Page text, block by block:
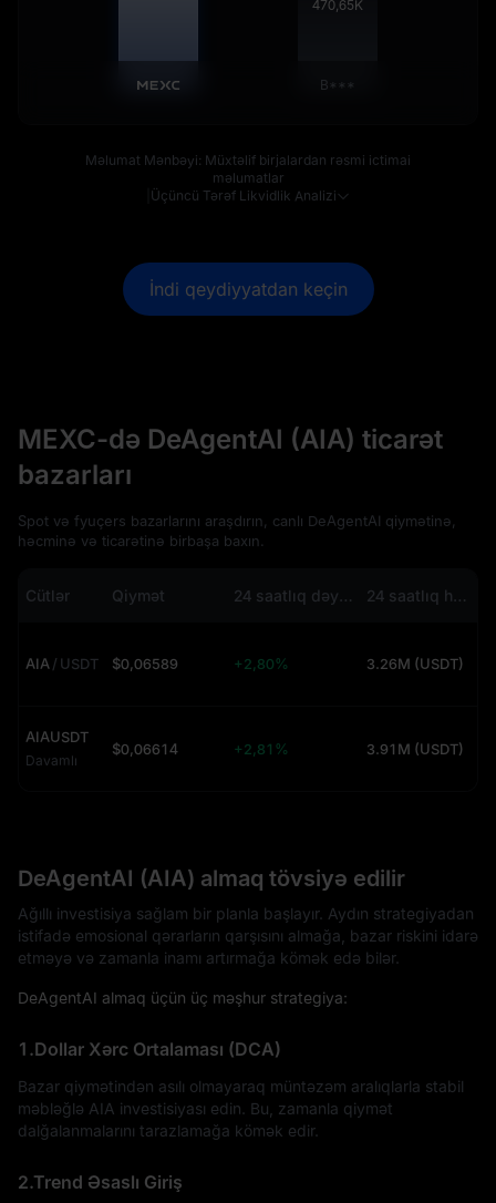
471,15K
B***
Məlumat Mənbəyi: Müxtəlif birjalardan rəsmi ictimai
məlumatlar
Üçüncü Tərəf Likvidlik Analizi
İndi qeydiyyatdan keçin
MEXC-də DeAgentAI (AIA) ticarət
bazarları
Spot və fyuçers bazarlarını araşdırın, canlı DeAgentAI qiymətinə,
həcminə və ticarətinə birbaşa baxın.
Cütlər Qiymət 24 saatlıq dəyişiklik 24 saatlıq həcm
AIA/ USDT $0,06589 +2,80% 3.26M (USDT)
AIAUSDT
Davamlı
$0,06614 +2,81% 3.91M (USDT)
DeAgentAI (AIA) almaq tövsiyə edilir
Ağıllı investisiya sağlam bir planla başlayır. Aydın strategiyadan
istifadə emosional qərarların qarşısını almağa, bazar riskini idarə
etməyə və zamanla inamı artırmağa kömək edə bilər.
DeAgentAI almaq üçün üç məşhur strategiya:
1.Dollar Xərc Ortalaması (DCA)
Bazar qiymətindən asılı olmayaraq müntəzəm aralıqlarla stabil
məbləğlə AIA investisiyası edin. Bu, zamanla qiymət
dalğalanmalarını tarazlamağa kömək edir.
2.Trend Əsaslı Giriş